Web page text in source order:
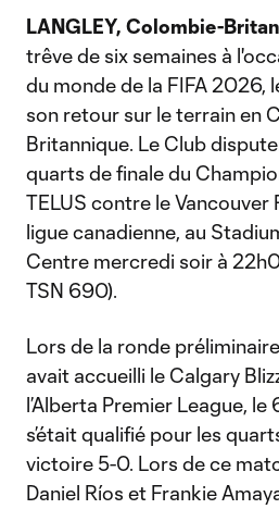
LANGLEY, Colombie-
trêve de six semaines à
du monde de la FIFA 2026,
son retour sur le terrain en
Britannique. Le Club
quarts de finale du
TELUS contre le Vancouver
ligue canadienne, au
Centre mercredi soir à
TSN 690).
Lors de la ronde
avait accueilli le Calgary
l’Alberta Premier League,
s’était qualifié pour les
victoire 5-0. Lors de ce
Daniel Ríos et Frankie